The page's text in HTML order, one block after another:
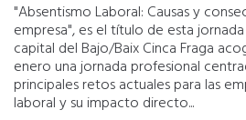
"Absentismo Laboral: Causas y
empresa", es el título de esta
capital del Bajo/Baix Cinca Fraga
enero una jornada profesional
principales retos actuales para las
laboral y su impacto directo...